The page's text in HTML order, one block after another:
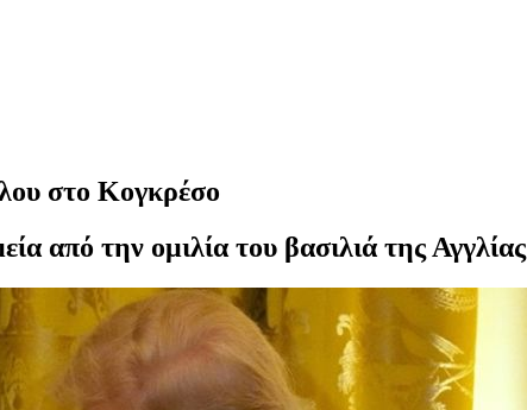
στο Κογκρέσο
από την ομιλία του βασιλιά της Αγγλίας